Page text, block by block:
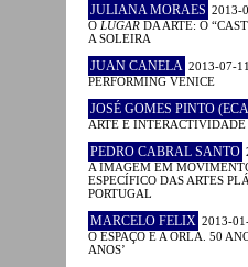
JULIANA MORAES 2013-
O LUGAR DA ARTE: O
A SOLEIRA
JUAN CANELA 2013-07-11
PERFORMING VENICE
JOSÉ GOMES PINTO
ARTE E INTERACTIVIDADE
PEDRO CABRAL SANTO
A IMAGEM EM
ESPECÍFICO DAS ARTES
PORTUGAL
MARCELO FELIX 2013-
O ESPAÇO E A ORLA. 50
ANOS’